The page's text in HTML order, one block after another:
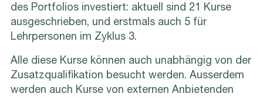
des Portfolios investiert: aktuell sind 21 Kurse
ausgeschrieben, und erstmals auch 5 für
Lehrpersonen im Zyklus 3.
Alle diese Kurse können auch unabhängig von der
Zusatzqualifikation besucht werden. Ausserdem
werden auch Kurse von externen Anbietenden